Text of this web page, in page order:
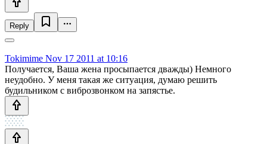
Reply
Tokimime Nov 17 2011 at 10:16
Получается, Ваша жена просыпается дважды) Немного
неудобно. У меня такая же ситуация, думаю решить
будильником с виброзвонком на запястье.